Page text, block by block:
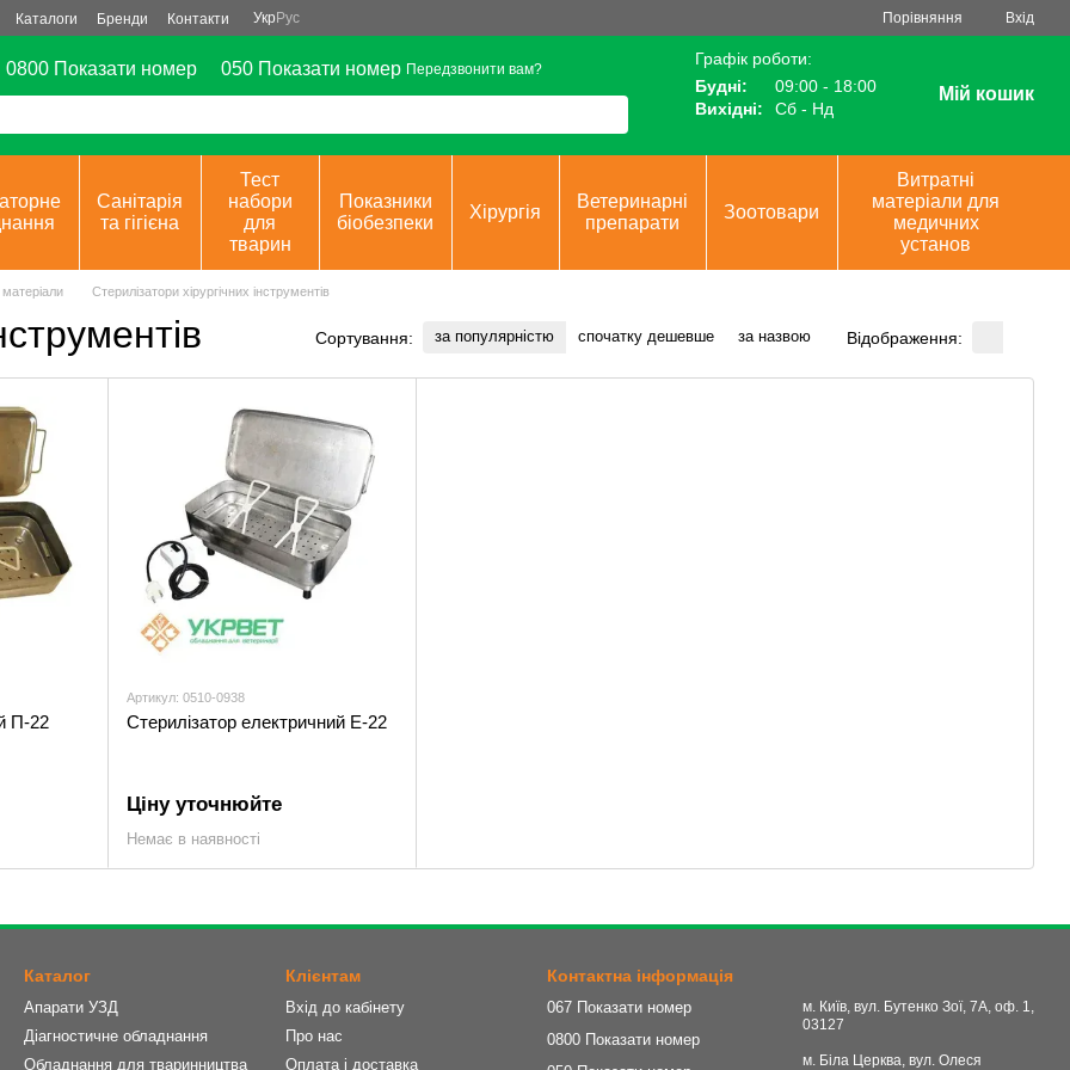
Каталоги Бренди Контакти Укр Рус Порівняння Вхід
0800 Показати номер 050 Показати номер Передзвонити вам?
Графік роботи:
Будні:
09:00 - 18:00
Вихідні:
Сб - Нд
Мій кошик
Санітарія
та гігієна
Тест
набори
для
тварин
Показники
біобезпеки
Хірургія
Ветеринарні
препарати
Зоотовари
Витратні
матеріали для
медичних
установ
матеріали Стерилізатори хірургічних інструментів
Сортування: за популярністю спочатку дешевше за назвою Відображення:
П-22
Артикул: 0510-0938
Стерилізатор електричний Е-22
Ціну уточнюйте
Немає в наявності
Каталог
Апарати УЗД
Діагностичне обладнання
Обладнання для тваринництва
Клієнтам
Вхід до кабінету
Про нас
Оплата і доставка
Контактна інформація
067 Показати номер
0800 Показати номер
м. Київ, вул. Бутенко Зої, 7А, оф. 1,
03127
м. Біла Церква, вул. Олеся